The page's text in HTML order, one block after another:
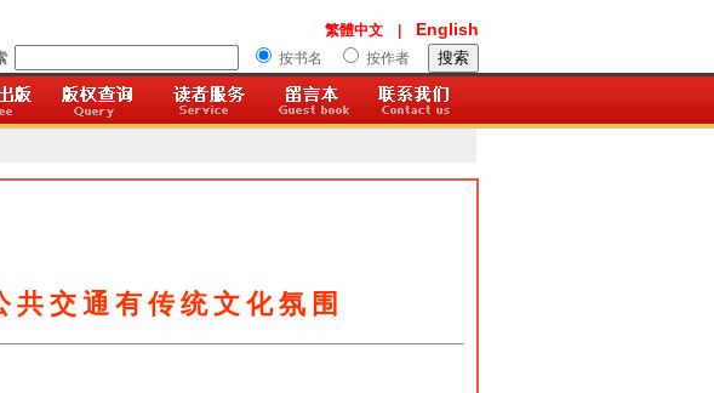
繁體中文| English
按书名 按作者
交通有传统文化氛围